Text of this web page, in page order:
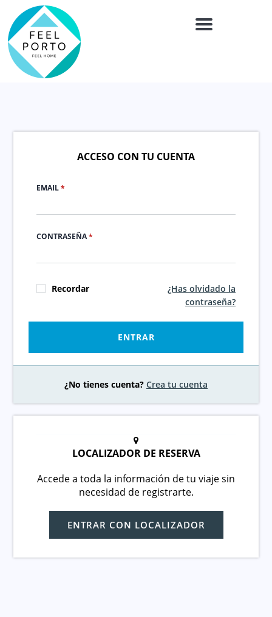
Menu
ACCESO CON TU CUENTA
EMAIL*
CONTRASEÑA*
Recordar
¿Has olvidado la
contraseña?
ENTRAR
¿No tienes cuenta? Crea tu cuenta
LOCALIZADOR DE RESERVA
Accede a toda la información de tu viaje sin
necesidad de registrarte.
ENTRAR CON LOCALIZADOR